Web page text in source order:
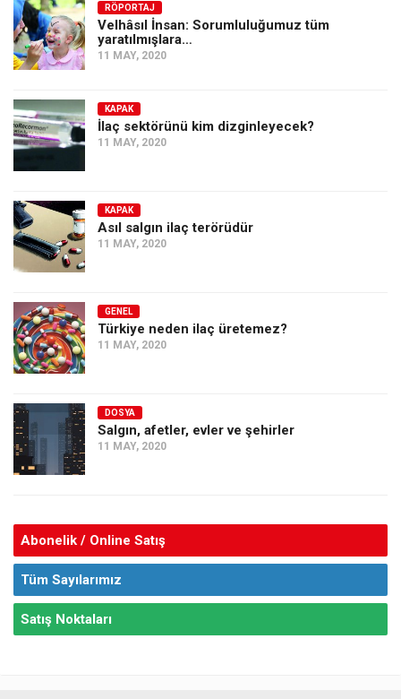
RÖPORTAJ
Velhâsıl İnsan: Sorumluluğumuz tüm
yaratılmışlara…
11 MAY, 2020
KAPAK
İlaç sektörünü kim dizginleyecek?
11 MAY, 2020
KAPAK
Asıl salgın ilaç terörüdür
11 MAY, 2020
GENEL
Türkiye neden ilaç üretemez?
11 MAY, 2020
DOSYA
Salgın, afetler, evler ve şehirler
11 MAY, 2020
Abonelik / Online Satış
Tüm Sayılarımız
Satış Noktaları